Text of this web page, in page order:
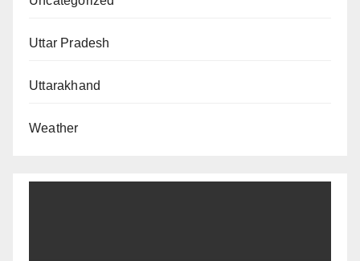
Uttar Pradesh
Uttarakhand
Weather